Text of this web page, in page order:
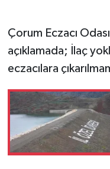
Çorum Eczacı
açıklamada; İlaç
eczacılara